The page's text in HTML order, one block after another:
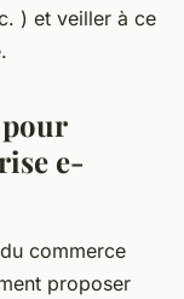
) et veiller à ce
e-
commerce
proposer